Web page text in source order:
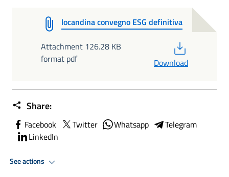
locandina convegno ESG definitiva
Attachment 126.28 KB
format pdf
Download
Share:
Facebook Twitter Whatsapp
Telegram
LinkedIn
See actions